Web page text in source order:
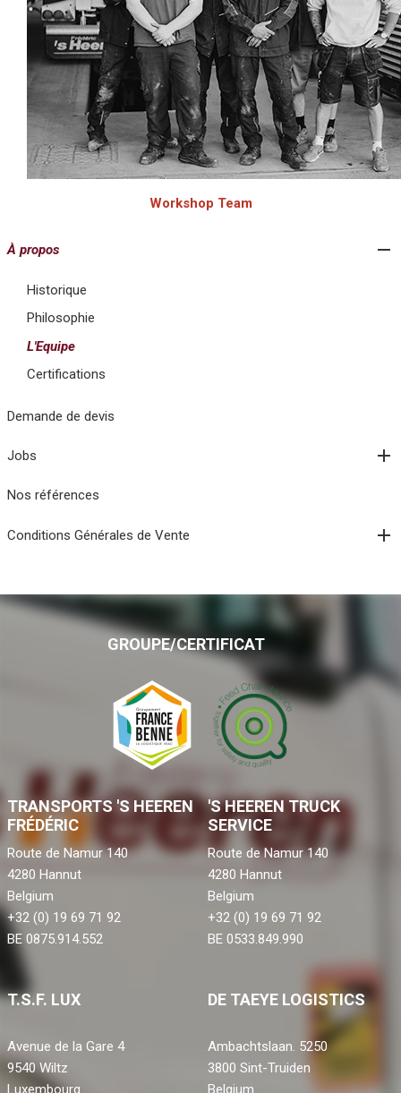
Workshop Team
À propos
Historique
Philosophie
L'Equipe
Certifications
Demande de devis
Jobs
Nos références
Conditions Générales de Vente
GROUPE/CERTIFICAT
TRANSPORTS 'S HEEREN
FRÉDÉRIC
Route de Namur 140
4280 Hannut
Belgium
+32 (0) 19 69 71 92
BE 0875.914.552
'S HEEREN TRUCK
SERVICE
Route de Namur 140
4280 Hannut
Belgium
+32 (0) 19 69 71 92
BE 0533.849.990
T.S.F. LUX
Avenue de la Gare 4
9540 Wiltz
Luxembourg
DE TAEYE LOGISTICS
Ambachtslaan. 5250
3800 Sint-Truiden
Belgium